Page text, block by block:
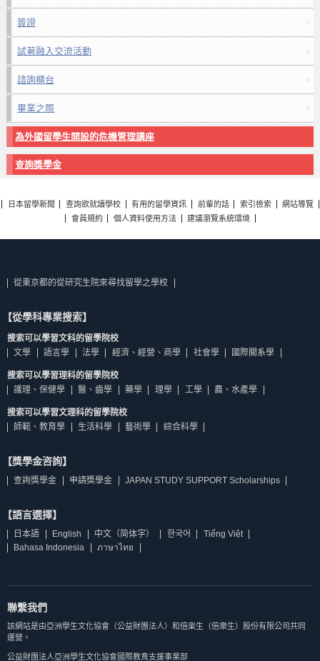
簽證
試著融入交流活動
諮詢櫃台
畢業之際
為外國留學生開設的危機管理講座
查詢獎學金
日本留學新聞 查詢欲就讀學校 有用的留學資訊 前輩的話 索引檢索
網站導覽
會員規約
個人資料使用方法 建議瀏覽系統環境
從東京都的從研究生院來尋找留學之學校
【從學科專業搜索】
搜索可以學習文科的留學院校
文學
語言學 法學 經濟、經營、商學 社會學 國際關系學
搜索可以學習理科的留學院校
護理、保健學
醫、齒學 藥學 理學 工學 農、水產學
搜索可以學習文理科的留學院校
師範、教育學
生活科學 藝術學 綜合科學
【獎學金咨詢】
查詢獎學金 申請獎學金 JAPAN STUDY SUPPORT Scholarships
【語言選擇】
日本語 English 中文（简体字） 한국어
Tiếng Việt
Bahasa Indonesia
ภาษาไทย
聯繫我們
該網站是由亞洲學生文化協會（公益財團法人）和倍楽生（倍樂生）股份有限公司共同
運營。
公益財團法人亞洲學生文化協會國際教育支援事業部